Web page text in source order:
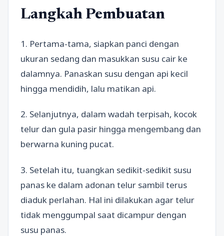
Langkah Pembuatan
1. Pertama-tama, siapkan panci dengan
ukuran sedang dan masukkan susu cair ke
dalamnya. Panaskan susu dengan api kecil
hingga mendidih, lalu matikan api.
2. Selanjutnya, dalam wadah terpisah, kocok
telur dan gula pasir hingga mengembang dan
berwarna kuning pucat.
3. Setelah itu, tuangkan sedikit-sedikit susu
panas ke dalam adonan telur sambil terus
diaduk perlahan. Hal ini dilakukan agar telur
tidak menggumpal saat dicampur dengan
susu panas.